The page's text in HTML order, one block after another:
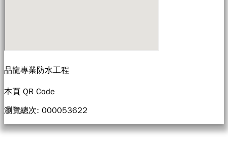
品龍專業防水工程
本頁 QR Code
瀏覽總次: 000053622